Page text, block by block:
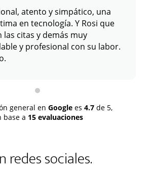
atento y simpático, una
en tecnología. Y Rosi que
las citas y demás muy
y profesional con su labor.
general en Google es 4.7 de 5,
base a 15 evaluaciones
redes sociales.